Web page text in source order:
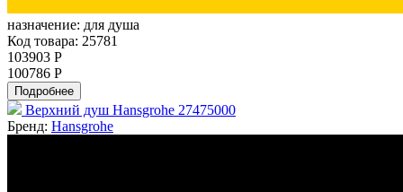
назначение: для душа
Код товара: 25781
103903 Р
100786 Р
Подробнее
Верхний душ Hansgrohe 27475000
Бренд: Hansgrohe